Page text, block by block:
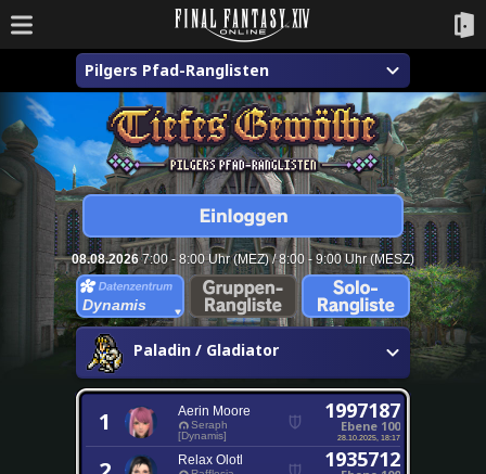
Pilgers Pfad-Ranglisten
08.08.20267:00 - 8:00 Uhr (MEZ) / 8:00 - 9:00 Uhr (MESZ)
Dynamis
Paladin / Gladiator
1 Aerin Moore
Seraph
[Dynamis]
1997187
Ebene 100
28.10.2025, 18:17
Relax Olotl 1935712